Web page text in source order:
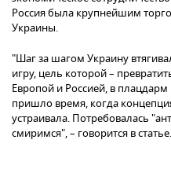
Россия была крупнейшим
Украины.
"Шаг за шагом Украину
игру, цель которой –
Европой и Россией, в
пришло время, когда
устраивала. Потребовалась
смиримся", – говорится в статье.